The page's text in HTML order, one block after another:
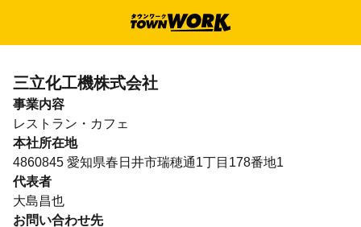
三立化工機株式会社
事業内容
レストラン・カフェ
本社所在地
4860845 愛知県春日井市瑞穂通1丁目178番地1
代表者
大島昌也
お問い合わせ先